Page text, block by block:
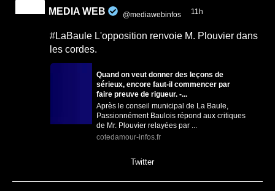
MEDIA WEB @mediawebinfos 11h
#LaBaule L'opposition renvoie M. Plouvier dans
les cordes.
Quand on veut donner des leçons de
sérieux, encore faut-il commencer par
faire preuve de rigueur. -...
Après le conseil municipal de La Baule,
Passionnément Baulois répond aux critiques
de Mr. Plouvier relayées par ...
cotedamour-infos.fr
Twitter